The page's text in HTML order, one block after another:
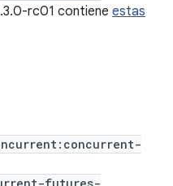
rc01 contiene estas